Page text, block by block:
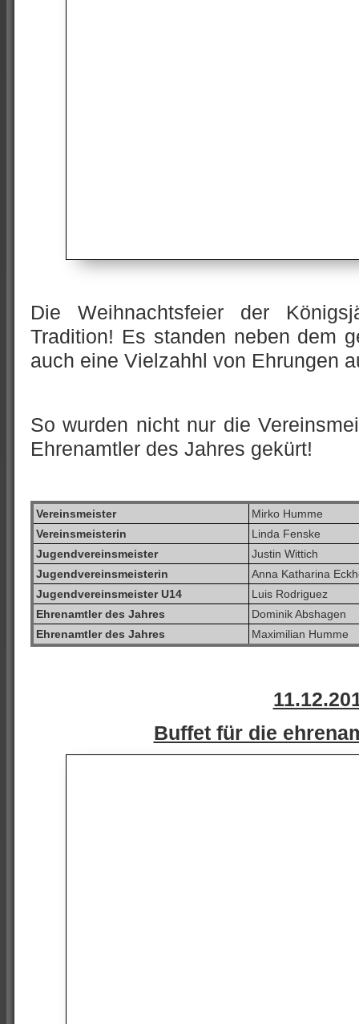
Die Weihnachtsfeier der
Tradition! Es standen neben dem
auch eine Vielzahhl von Ehrungen
So wurden nicht nur die
Ehrenamtler des Jahres gekürt!
Vereinsmeister
Mirko Humme
Vereinsmeisterin
Linda Fenske
Jugendvereinsmeister
Justin Wittich
Jugendvereinsmeisterin
Anna Katharina
Jugendvereinsmeister U14
Luis Rodriguez
Ehrenamtler des Jahres
Dominik Abshagen
Ehrenamtler des Jahres
Maximilian Humme
Buffet für die